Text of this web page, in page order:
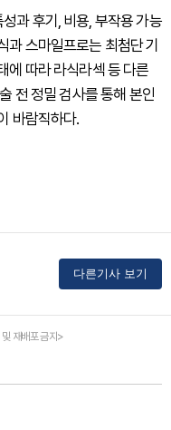
과 후기, 비용, 부작용 가능
과 스마일프로는 최첨단 기
에 따라 라식라섹 등 다른
전 정밀 검사를 통해 본인
바람직하다.
다른기사 보기
재배포 금지>